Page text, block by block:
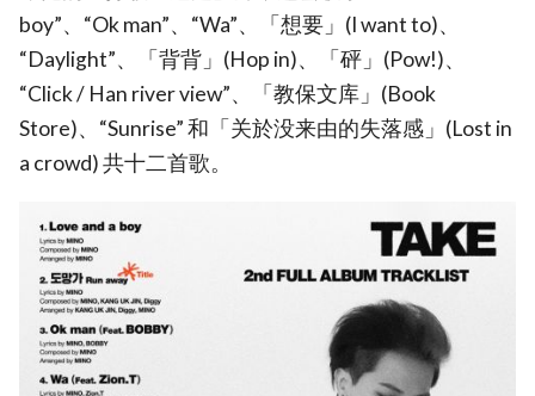
boy”、“Ok man”、“Wa”、「想要」(I want to)、
“Daylight”、「背背」(Hop in)、「砰」(Pow!)、
“Click / Han river view”、「教保文库」(Book
Store)、“Sunrise” 和「关於没来由的失落感」(Lost in
a crowd) 共十二首歌。